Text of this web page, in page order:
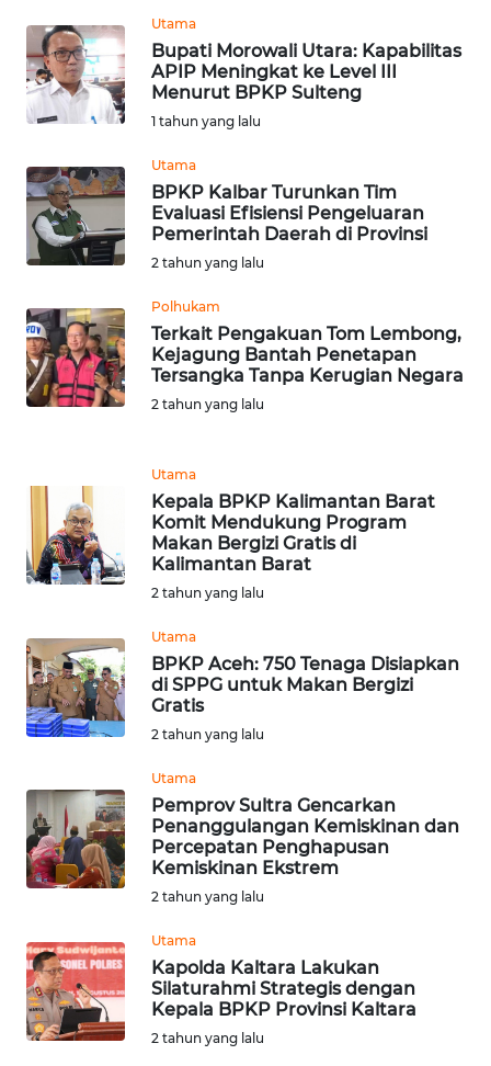
Utama
Bupati Morowali Utara: Kapabilitas
APIP Meningkat ke Level III
Menurut BPKP Sulteng
1 tahun yang lalu
Utama
BPKP Kalbar Turunkan Tim
Evaluasi Efisiensi Pengeluaran
Pemerintah Daerah di Provinsi
2 tahun yang lalu
Polhukam
Terkait Pengakuan Tom Lembong,
Kejagung Bantah Penetapan
Tersangka Tanpa Kerugian Negara
2 tahun yang lalu
Utama
Kepala BPKP Kalimantan Barat
Komit Mendukung Program
Makan Bergizi Gratis di
Kalimantan Barat
2 tahun yang lalu
Utama
BPKP Aceh: 750 Tenaga Disiapkan
di SPPG untuk Makan Bergizi
Gratis
2 tahun yang lalu
Utama
Pemprov Sultra Gencarkan
Penanggulangan Kemiskinan dan
Percepatan Penghapusan
Kemiskinan Ekstrem
2 tahun yang lalu
Utama
Kapolda Kaltara Lakukan
Silaturahmi Strategis dengan
Kepala BPKP Provinsi Kaltara
2 tahun yang lalu
WN
LABUHANBATU
TAPANULI
TENGAH
WN DELI
WN
TEBING
TINGGI
WN
KARAWANG
WN
BOGOR
DEPOK
WN
TAPANULI
UTARA
WN
SAMOSIR
WN